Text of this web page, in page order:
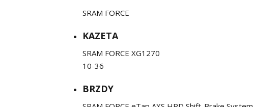
SRAM FORCE
KAZETA
SRAM FORCE XG1270
10-36
BRZDY